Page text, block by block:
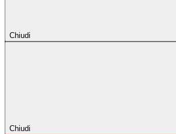
Chiudi
Chiudi